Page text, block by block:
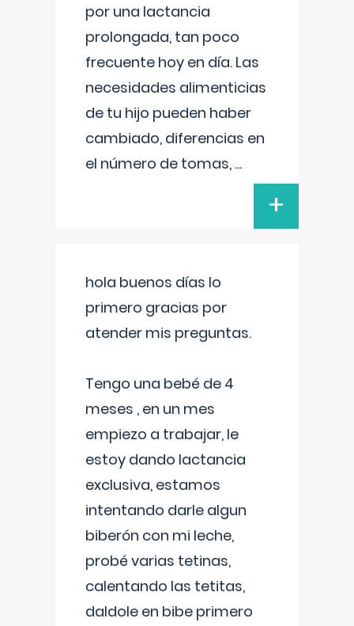
por una lactancia
prolongada, tan poco
frecuente hoy en día. Las
necesidades alimenticias
de tu hijo pueden haber
cambiado, diferencias en
el número de tomas, ...
+
hola buenos días lo
primero gracias por
atender mis preguntas.
Tengo una bebé de 4
meses , en un mes
empiezo a trabajar, le
estoy dando lactancia
exclusiva, estamos
intentando darle algun
biberón con mi leche,
probé varias tetinas,
calentando las tetitas,
daldole en bibe primero